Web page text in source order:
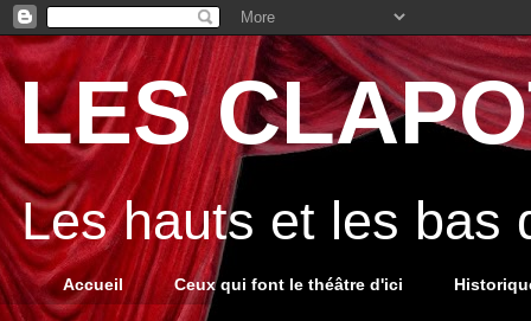
LES
Les hauts et les bas
Accueil Ceux qui font le théâtre d'ici